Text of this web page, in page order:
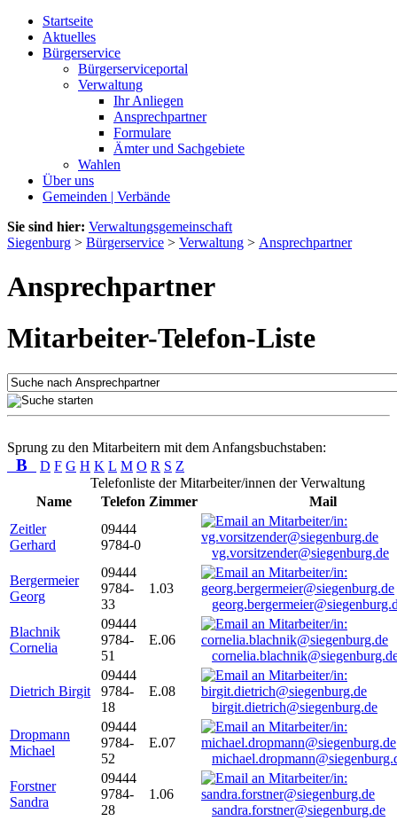
Startseite
Aktuelles
Bürgerservice
Bürgerserviceportal
Verwaltung
Ihr Anliegen
Ansprechpartner
Formulare
Ämter und Sachgebiete
Wahlen
Über uns
Gemeinden | Verbände
Sie sind hier: Verwaltungsgemeinschaft
Siegenburg > Bürgerservice > Verwaltung > Ansprechpartner
Ansprechpartner
Mitarbeiter-Telefon-Liste
Sprung zu den Mitarbeitern mit dem Anfangsbuchstaben:
B D F G H K L M O R S Z
Telefonliste der Mitarbeiter/innen der Verwaltung
Name
Telefon Zimmer
Mail
Zeitler
Gerhard
09444
9784-0
vg.vorsitzender@siegenburg.de
Bergermeier
Georg
09444
9784-
33
1.03
Blachnik
Cornelia
09444
9784-
51
E.06
Dietrich Birgit
09444
9784-
18
E.08
birgit.dietrich@siegenburg.de
Dropmann
Michael
09444
9784-
52
E.07
Forstner
Sandra
09444
9784-
28
1.06
sandra.forstner@siegenburg.de